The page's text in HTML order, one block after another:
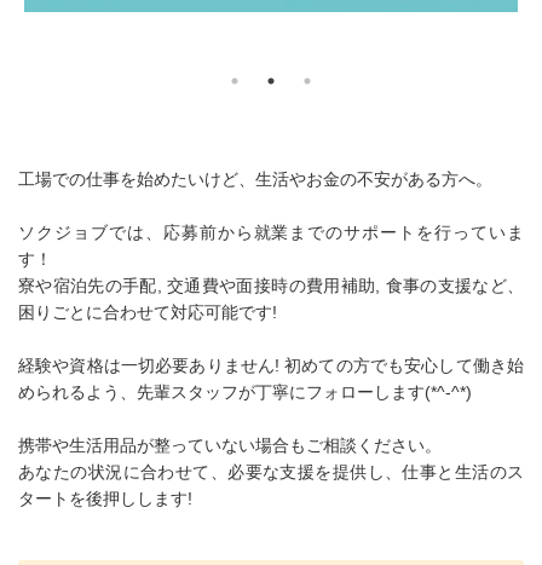
工場での仕事を始めたいけど、生活やお金の不安がある方へ。
ソクジョブでは、応募前から就業までのサポートを行っていま
す！
寮や宿泊先の手配, 交通費や面接時の費用補助, 食事の支援など、
困りごとに合わせて対応可能です!
経験や資格は一切必要ありません! 初めての方でも安心して働き始
められるよう、先輩スタッフが丁寧にフォローします(*^-^*)
携帯や生活用品が整っていない場合もご相談ください。
あなたの状況に合わせて、必要な支援を提供し、仕事と生活のス
タートを後押しします!